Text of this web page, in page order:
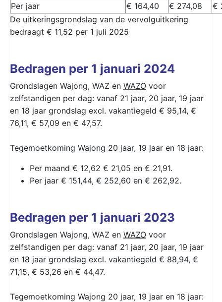
Per jaar
€ 164,40 € 274,08
€
De uitkeringsgrondslag van de vervolguitkering
bedraagt € 11,52 per 1 juli 2025
Bedragen per 1 januari 2024
Grondslagen Wajong, WAZ en WAZO voor
zelfstandigen per dag: vanaf 21 jaar, 20 jaar, 19 jaar
en 18 jaar grondslag excl. vakantiegeld € 95,14, €
76,11, € 57,09 en € 47,57.
Tegemoetkoming Wajong 20 jaar, 19 jaar en 18 jaar:
Per maand € 12,62 € 21,05 en € 21,91.
Per jaar € 151,44, € 252,60 en € 262,92.
Bedragen per 1 januari 2023
Grondslagen Wajong, WAZ en WAZO voor
zelfstandigen per dag: vanaf 21 jaar, 20 jaar, 19 jaar
en 18 jaar grondslag excl. vakantiegeld € 88,94, €
71,15, € 53,26 en € 44,47.
Tegemoetkoming Wajong 20 jaar, 19 jaar en 18 jaar: